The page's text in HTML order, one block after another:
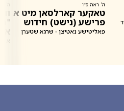
ה' ראה פ״ו
טאקער קארלסאן מיט א
פרישע (נישט) חידוש
פאליטישע נאטיצן - שרגא שטערן
ה'
א